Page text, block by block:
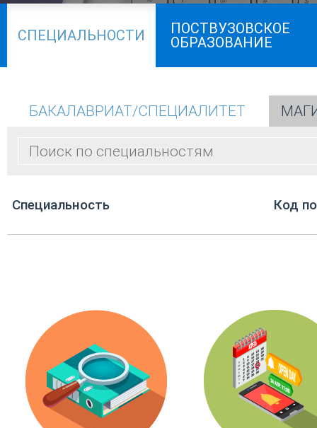
СПЕЦИАЛЬНОСТИ
ПОСТВУЗОВСКОЕ
ОБРАЗОВАНИЕ
БАКАЛАВРИАТ/СПЕЦИАЛИТЕТ
Cпециальность Код